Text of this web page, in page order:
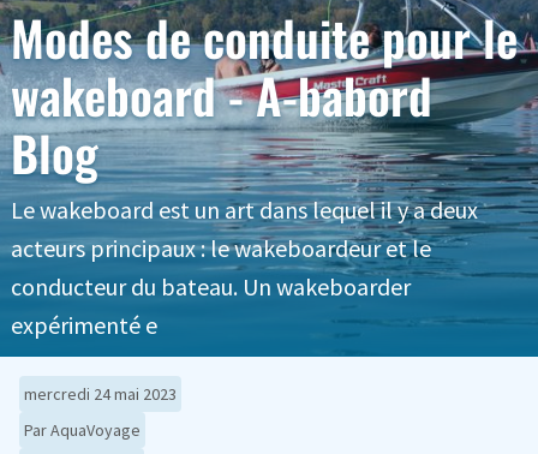
Modes de conduite pour le
wakeboard - A-babord
Blog
Le wakeboard est un art dans lequel il y a deux
acteurs principaux : le wakeboardeur et le
conducteur du bateau. Un wakeboarder
expérimenté e
mercredi 24 mai 2023
Par AquaVoyage